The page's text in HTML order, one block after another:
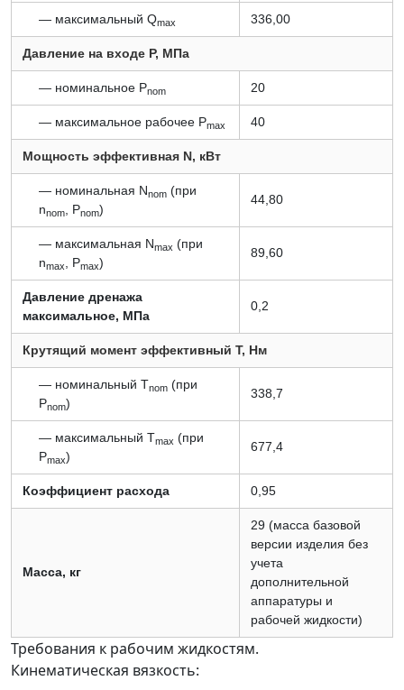
— максимальный Qmax 336,00
Давление на входе P, МПа
— номинальное Pnom 20
— максимальное рабочее Pmax 40
Мощность эффективная N, кВт
— номинальная Nnom (при
nnom , Pnom)
44,80
— максимальная Nmax (при
nmax , Pmax)
89,60
Давление дренажа
максимальное, МПа
0,2
Крутящий момент эффективный T, Нм
— номинальный Tnom (при
Pnom)
338,7
— максимальный Tmax (при
Pmax)
677,4
Коэффициент расхода 0,95
Масса, кг
29 (масса базовой
версии изделия без
учета
дополнительной
аппаратуры и
рабочей жидкости)
Требования к рабочим жидкостям.
Кинематическая вязкость: